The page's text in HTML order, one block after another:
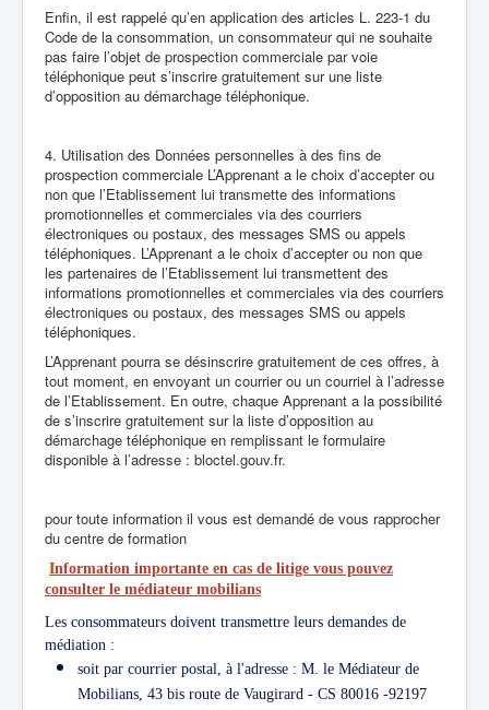
Enfin, il est rappelé qu’en application des articles L. 223-1 du
Code de la consommation, un consommateur qui ne souhaite
pas faire l’objet de prospection commerciale par voie
téléphonique peut s’inscrire gratuitement sur une liste
d’opposition au démarchage téléphonique.
4. Utilisation des Données personnelles à des fins de
prospection commerciale L’Apprenant a le choix d’accepter ou
non que l’Etablissement lui transmette des informations
promotionnelles et commerciales via des courriers
électroniques ou postaux, des messages SMS ou appels
téléphoniques. L’Apprenant a le choix d’accepter ou non que
les partenaires de l’Etablissement lui transmettent des
informations promotionnelles et commerciales via des courriers
électroniques ou postaux, des messages SMS ou appels
téléphoniques.
L’Apprenant pourra se désinscrire gratuitement de ces offres, à
tout moment, en envoyant un courrier ou un courriel à l’adresse
de l’Etablissement. En outre, chaque Apprenant a la possibilité
de s’inscrire gratuitement sur la liste d’opposition au
démarchage téléphonique en remplissant le formulaire
disponible à l’adresse : bloctel.gouv.fr.
pour toute information il vous est demandé de vous rapprocher
du centre de formation
Information importante en cas de litige vous pouvez
consulter le médiateur mobilians
Les consommateurs doivent transmettre leurs demandes de
médiation :
soit par courrier postal, à l'adresse : M. le Médiateur de
Mobilians, 43 bis route de Vaugirard - CS 80016 -92197